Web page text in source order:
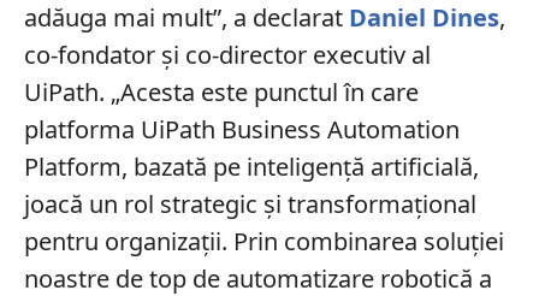
adăuga mai mult”, a declarat Daniel Dines,
co-fondator și co-director executiv al
UiPath. „Acesta este punctul în care
platforma UiPath Business Automation
Platform, bazată pe inteligență artificială,
joacă un rol strategic și transformațional
pentru organizații. Prin combinarea soluției
noastre de top de automatizare robotică a